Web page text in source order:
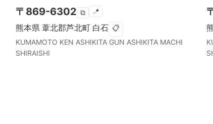
〒 869-6302 ⧉ 📍
熊本県 葦北郡芦北町 白石 📋
KUMAMOTO KEN ASHIKITA GUN ASHIKITA MACHI
SHIRAISHI